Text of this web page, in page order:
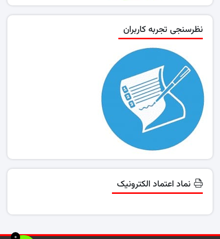
نظرسنجی تجربه کاربران
نماد اعتماد الکترونیک
0